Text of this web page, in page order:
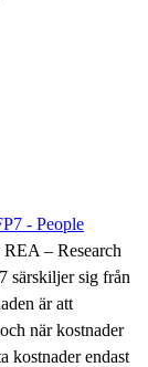
- People
– Research
särskiljer sig från
är att
när kostnader
kostnader endast